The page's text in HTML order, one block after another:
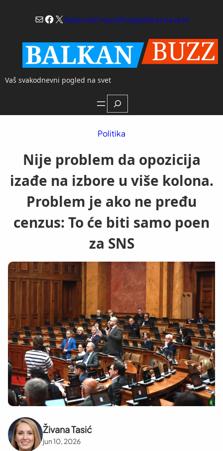
Mail
Facebook
X NaslovnaO namaPretplatite se na vesti
Vaš svakodnevni pogled na svet
Search
Politika
Nije problem da opozicija
izađe na izbore u više kolona.
Problem je ako ne pređu
cenzus: To će biti samo poen
za SNS
Živana Tasić
jun 10, 2026